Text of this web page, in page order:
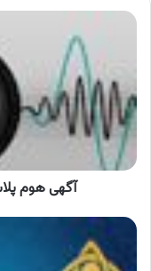
آگهی
مایع
ظرفشویی
هوم
پلاس
آگهی هوم
نخستین
جشنواره
ملی